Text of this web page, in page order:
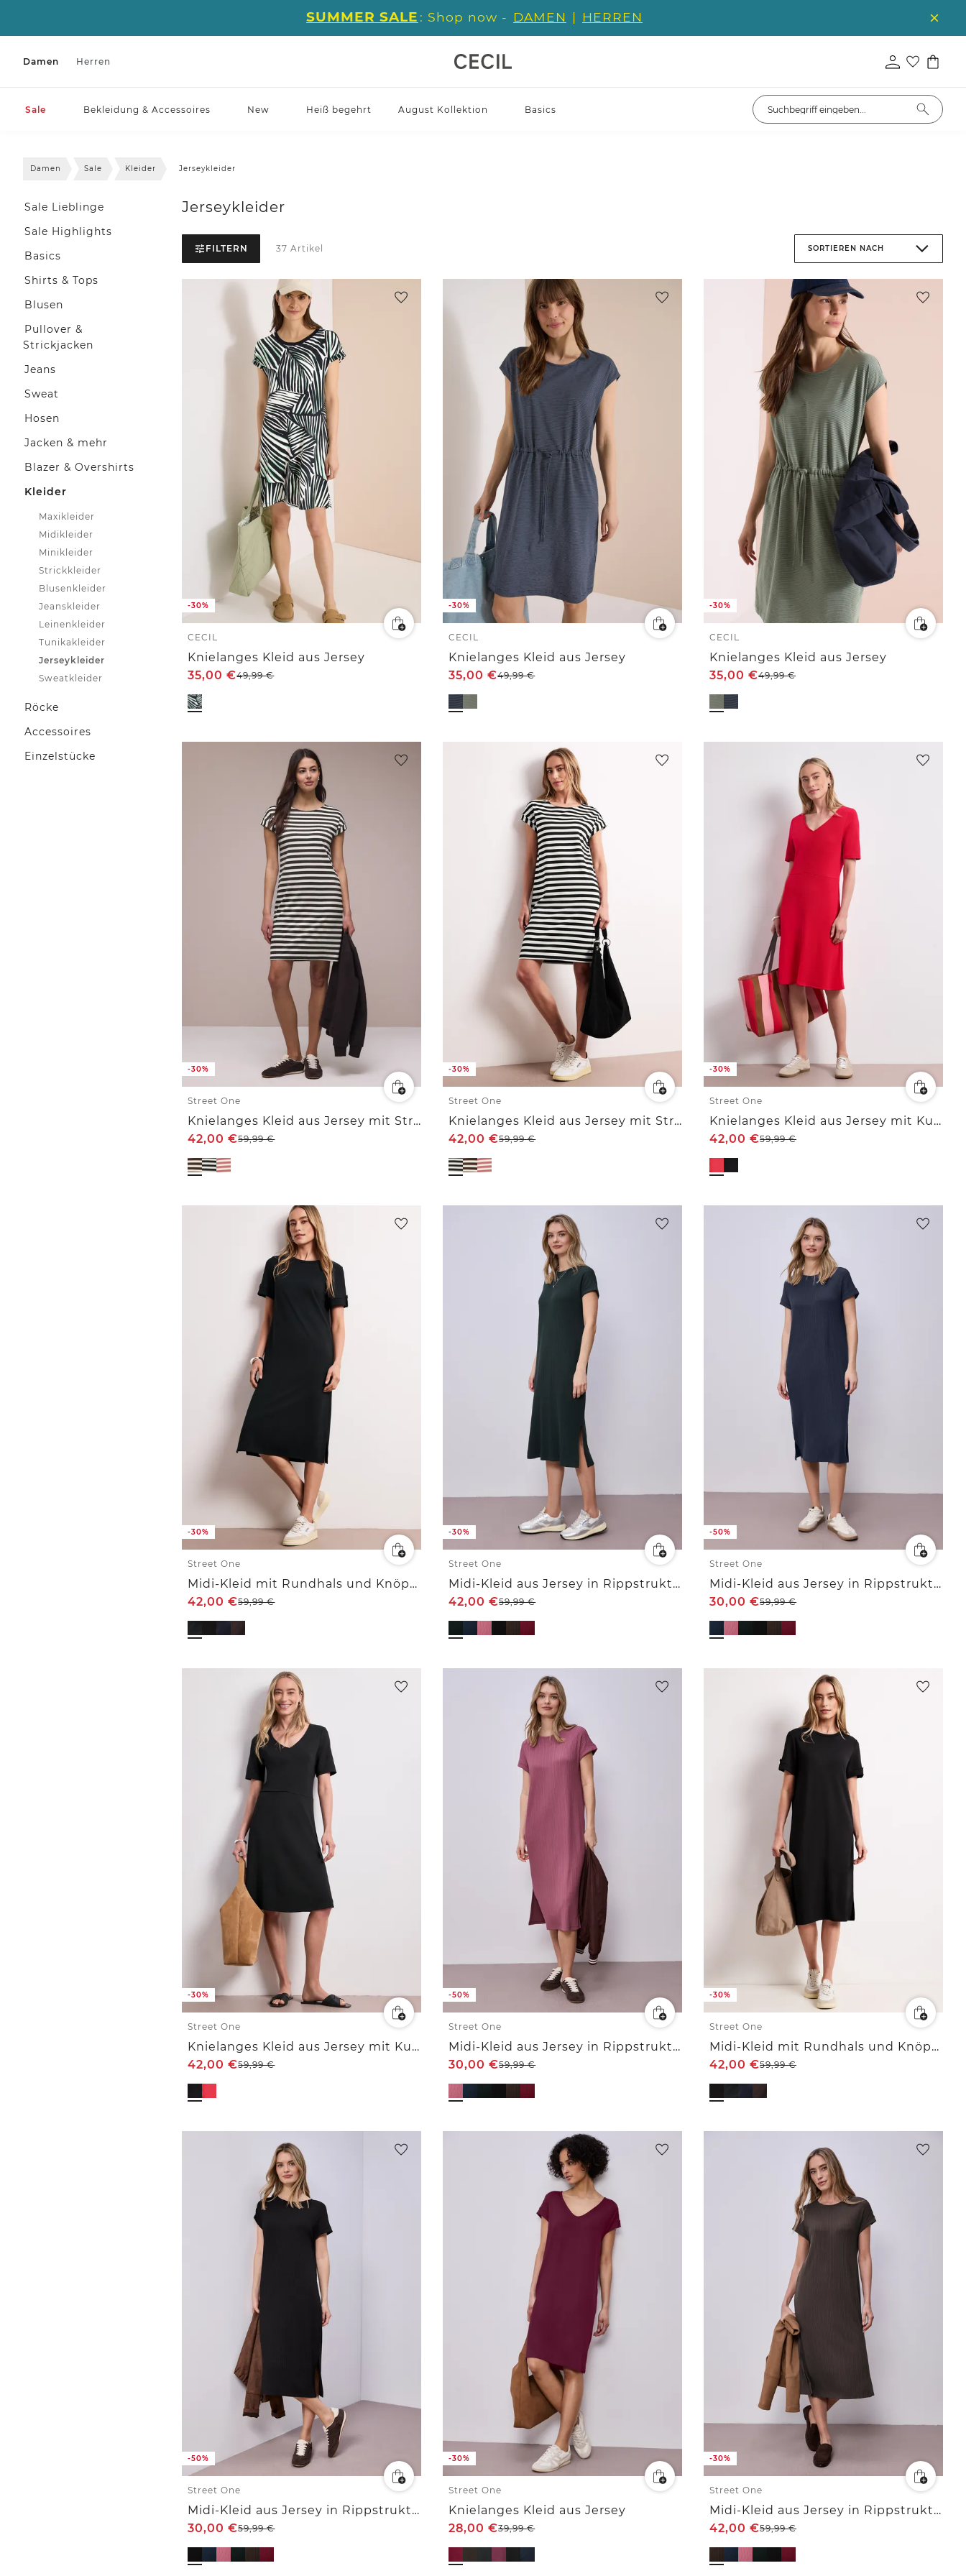
SUMMER SALE : Shop now - DAMEN | HERREN
Damen Herren
Sale Bekleidung & Accessoires New Heiß begehrt August Kollektion Basics
Damen Sale Kleider Jerseykleider
Sale Lieblinge
Sale Highlights
Basics
Shirts & Tops
Blusen
Pullover &
Strickjacken
Jeans
Sweat
Hosen
Jacken & mehr
Blazer & Overshirts
Kleider
Maxikleider
Midikleider
Minikleider
Strickkleider
Blusenkleider
Jeanskleider
Leinenkleider
Tunikakleider
Jerseykleider
Sweatkleider
Röcke
Accessoires
Einzelstücke
Jerseykleider
FILTERN 37 Artikel SORTIEREN NACH
-30%
CECIL
Knielanges Kleid aus Jersey
35,00€49,99€
-30%
CECIL
Knielanges Kleid aus Jersey
35,00€49,99€
-30%
CECIL
Knielanges Kleid aus Jersey
35,00€49,99€
-30%
Street One
Knielanges Kleid aus Jersey mit Streifen
42,00€59,99€
-30%
Street One
Knielanges Kleid aus Jersey mit Streifen
42,00€59,99€
-30%
Street One
Knielanges Kleid aus Jersey mit Kurzarm
42,00€59,99€
-30%
Street One
Midi-Kleid mit Rundhals und Knöpfen
42,00€59,99€
-30%
Street One
Midi-Kleid aus Jersey in Rippstruktur
42,00€59,99€
-50%
Street One
Midi-Kleid aus Jersey in Rippstruktur
30,00€59,99€
-30%
Street One
Knielanges Kleid aus Jersey mit Kurzarm
42,00€59,99€
-50%
Street One
Midi-Kleid aus Jersey in Rippstruktur
30,00€59,99€
-30%
Street One
Midi-Kleid mit Rundhals und Knöpfen
42,00€59,99€
-50%
Street One
Midi-Kleid aus Jersey in Rippstruktur
30,00€59,99€
-30%
Street One
Knielanges Kleid aus Jersey
28,00€39,99€
-30%
Street One
Midi-Kleid aus Jersey in Rippstruktur
42,00€59,99€